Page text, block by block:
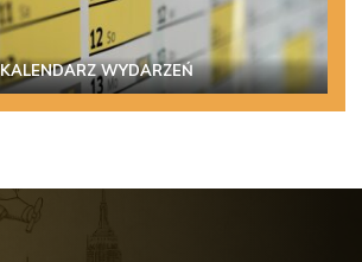
KALENDARZ WYDARZEŃ